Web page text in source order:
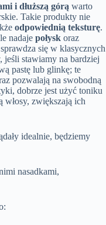
i dłuższą górą warto
Takie produkty nie
odpowiednią teksturę.
nadaje połysk oraz
się w klasycznych
stawiamy na bardziej
pastę lub glinkę; te
pozwalają na swobodną
dobrze jest użyć toniku
włosy, zwiększają ich
idealnie, będziemy
nasadkami,